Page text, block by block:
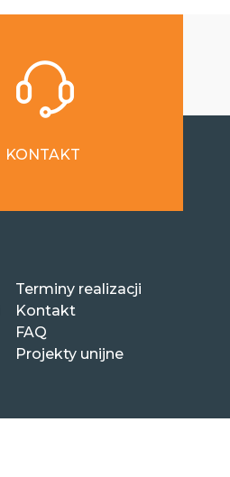
KONTAKT
Terminy realizacji
Kontakt
FAQ
Projekty unijne